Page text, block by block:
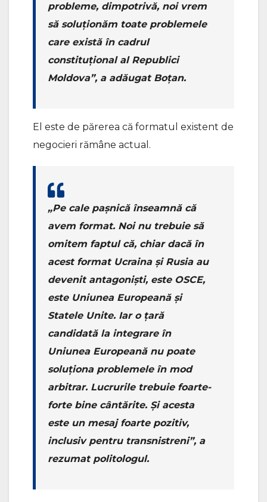
probleme, dimpotrivă, noi vrem
să soluționăm toate problemele
care există în cadrul
constituțional al Republici
Moldova”, a adăugat Boțan.
El este de părerea că formatul existent de
negocieri rămâne actual.
„Pe cale pașnică înseamnă că
avem format. Noi nu trebuie să
omitem faptul că, chiar dacă în
acest format Ucraina și Rusia au
devenit antagoniști, este OSCE,
este Uniunea Europeană și
Statele Unite. Iar o țară
candidată la integrare în
Uniunea Europeană nu poate
soluționa problemele în mod
arbitrar. Lucrurile trebuie foarte-
forte bine cântărite. Și acesta
este un mesaj foarte pozitiv,
inclusiv pentru transnistreni”, a
rezumat politologul.